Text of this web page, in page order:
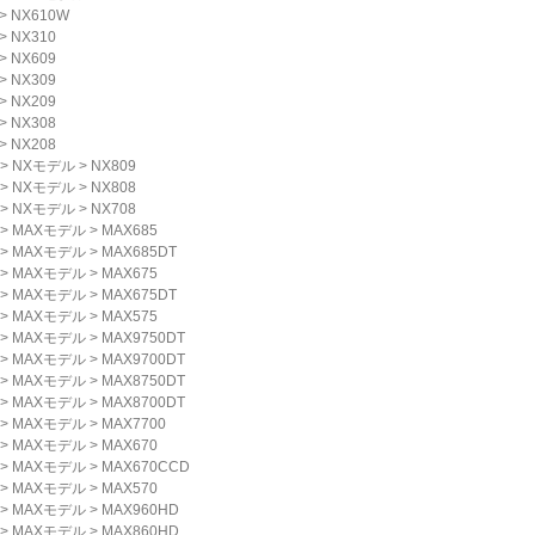
> NX610W
> NX310
> NX609
> NX309
> NX209
> NX308
> NX208
> NXモデル > NX809
> NXモデル > NX808
> NXモデル > NX708
> MAXモデル > MAX685
> MAXモデル > MAX685DT
> MAXモデル > MAX675
> MAXモデル > MAX675DT
> MAXモデル > MAX575
> MAXモデル > MAX9750DT
> MAXモデル > MAX9700DT
> MAXモデル > MAX8750DT
> MAXモデル > MAX8700DT
> MAXモデル > MAX7700
> MAXモデル > MAX670
> MAXモデル > MAX670CCD
> MAXモデル > MAX570
> MAXモデル > MAX960HD
> MAXモデル > MAX860HD